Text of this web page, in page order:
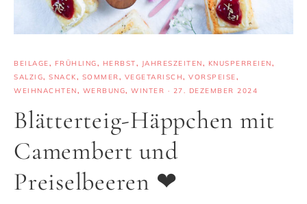
BEILAGE, FRÜHLING, HERBST, JAHRESZEITEN, KNUSPERREIEN,
SALZIG, SNACK, SOMMER, VEGETARISCH, VORSPEISE,
WEIHNACHTEN, WERBUNG, WINTER · 27. DEZEMBER 2024
Blätterteig-Häppchen mit
Camembert und
Preiselbeeren ❤